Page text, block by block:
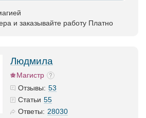
и заказывайте работу Платно
Людмила
Магистр
Отзывы: 53
Статьи 55
Ответы: 28030